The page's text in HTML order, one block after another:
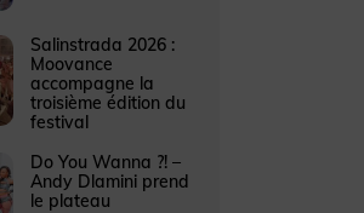
Salinstrada 2026 :
Moovance
accompagne la
troisième édition du
festival
Do You Wanna ?! –
Andy Dlamini prend
le plateau